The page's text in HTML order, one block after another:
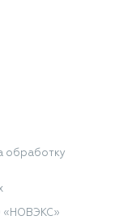
обработку
«НОВЭКС»